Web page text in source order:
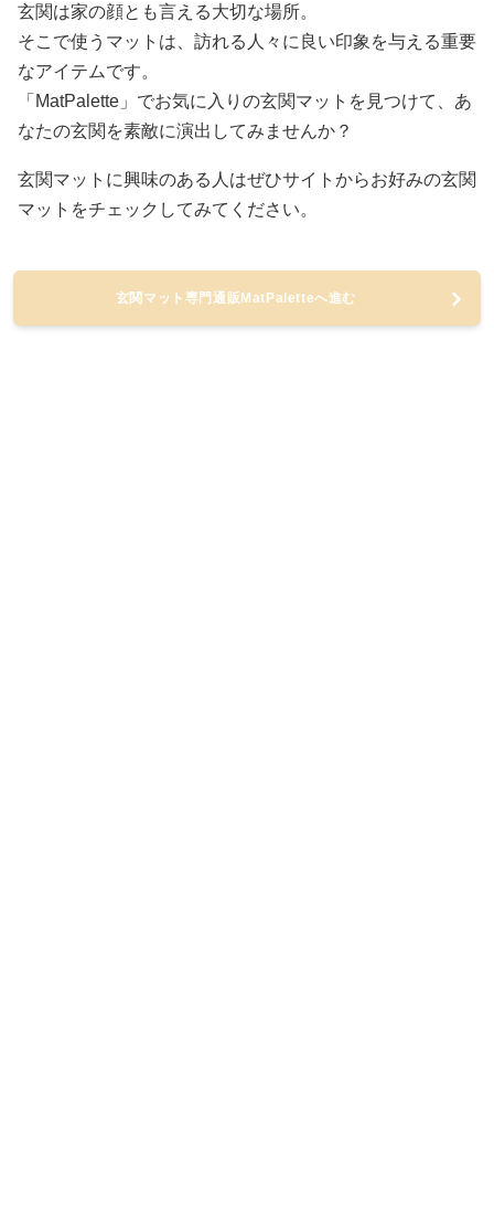
玄関は家の顔とも言える大切な場所。
そこで使うマットは、訪れる人々に良い印象を与える重要
なアイテムです。
「MatPalette」でお気に入りの玄関マットを見つけて、あ
なたの玄関を素敵に演出してみませんか？
玄関マットに興味のある人はぜひサイトからお好みの玄関
マットをチェックしてみてください。
玄関マット専門通販MatPaletteへ進む